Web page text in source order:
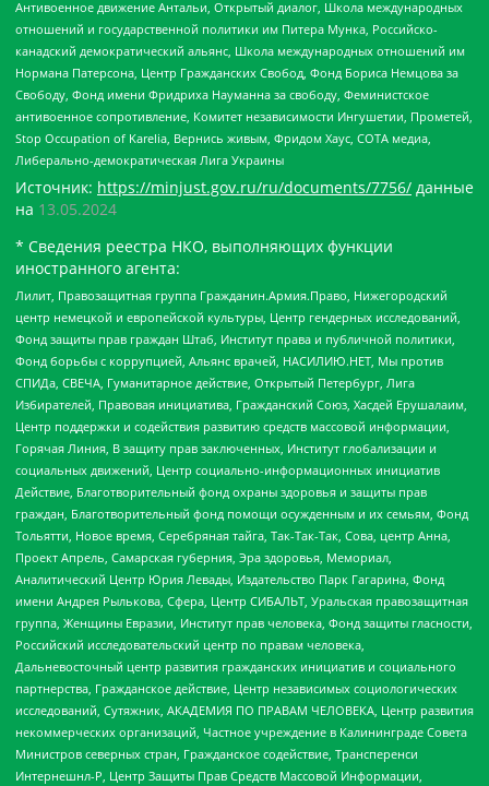
Антивоенное движение Антальи, Открытый диалог, Школа международных
отношений и государственной политики им Питера Мунка, Российско-
канадский демократический альянс, Школа международных отношений им
Нормана Патерсона, Центр Гражданских Свобод, Фонд Бориса Немцова за
Свободу, Фонд имени Фридриха Науманна за свободу, Феминистское
антивоенное сопротивление, Комитет независимости Ингушетии, Прометей,
Stop Occupation of Karelia, Вернись живым, Фридом Хаус, СОТА медиа,
Либерально-демократическая Лига Украины
Источник: https://minjust.gov.ru/ru/documents/7756/ данные
на 13.05.2024
* Сведения реестра НКО, выполняющих функции
иностранного агента:
Лилит, Правозащитная группа Гражданин.Армия.Право, Нижегородский
центр немецкой и европейской культуры, Центр гендерных исследований,
Фонд защиты прав граждан Штаб, Институт права и публичной политики,
Фонд борьбы с коррупцией, Альянс врачей, НАСИЛИЮ.НЕТ, Мы против
СПИДа, СВЕЧА, Гуманитарное действие, Открытый Петербург, Лига
Избирателей, Правовая инициатива, Гражданский Союз, Хасдей Ерушалаим,
Центр поддержки и содействия развитию средств массовой информации,
Горячая Линия, В защиту прав заключенных, Институт глобализации и
социальных движений, Центр социально-информационных инициатив
Действие, Благотворительный фонд охраны здоровья и защиты прав
граждан, Благотворительный фонд помощи осужденным и их семьям, Фонд
Тольятти, Новое время, Серебряная тайга, Так-Так-Так, Сова, центр Анна,
Проект Апрель, Самарская губерния, Эра здоровья, Мемориал,
Аналитический Центр Юрия Левады, Издательство Парк Гагарина, Фонд
имени Андрея Рылькова, Сфера, Центр СИБАЛЬТ, Уральская правозащитная
группа, Женщины Евразии, Институт прав человека, Фонд защиты гласности,
Российский исследовательский центр по правам человека,
Дальневосточный центр развития гражданских инициатив и социального
партнерства, Гражданское действие, Центр независимых социологических
исследований, Сутяжник, АКАДЕМИЯ ПО ПРАВАМ ЧЕЛОВЕКА, Центр развития
некоммерческих организаций, Частное учреждение в Калининграде Совета
Министров северных стран, Гражданское содействие, Трансперенси
Интернешнл-Р, Центр Защиты Прав Средств Массовой Информации,